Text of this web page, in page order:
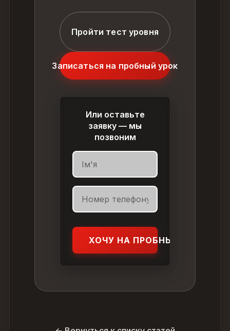
Пройти тест уровня
Записаться на пробный урок
Или оставьте
заявку — мы
позвоним
ХОЧУ НА ПРОБНЫЙ УРОК